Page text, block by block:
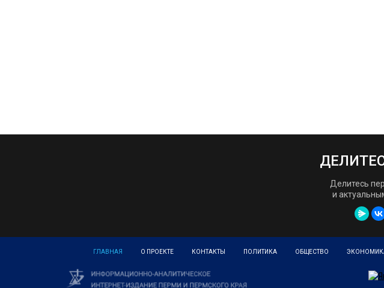
Делитесь
и
ГЛАВНАЯ О ПРОЕКТЕ КОНТАКТЫ ПОЛИТИКА ОБЩЕСТВО